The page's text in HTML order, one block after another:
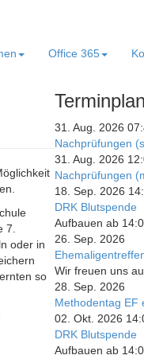
Office 365
7.
oder in
so
Terminplan
31. Aug. 2026
Nachprüfungen
31. Aug. 2026
Nachprüfungen
18. Sep. 2026
DRK Blutspende
Aufbauen ab
26. Sep. 2026
Wir freuen uns
28. Sep. 2026
Methodentag EF
02. Okt. 2026
DRK Blutspende
Aufbauen ab